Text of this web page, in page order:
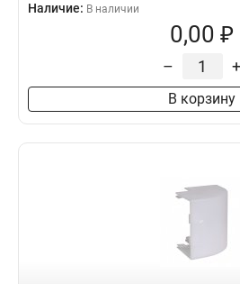
Наличие: В наличии
0,00 ₽
– +
В корзину